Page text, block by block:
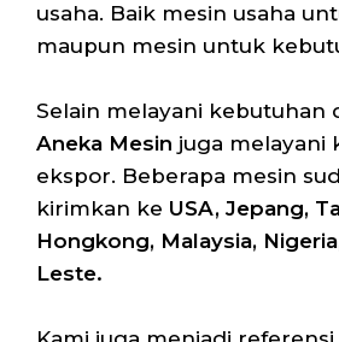
usaha. Baik mesin usaha
maupun mesin untuk
Selain melayani kebutuhan
Aneka Mesin juga melayani
ekspor. Beberapa mesin
kirimkan ke USA, Jepang,
Hongkong, Malaysia,
Leste.